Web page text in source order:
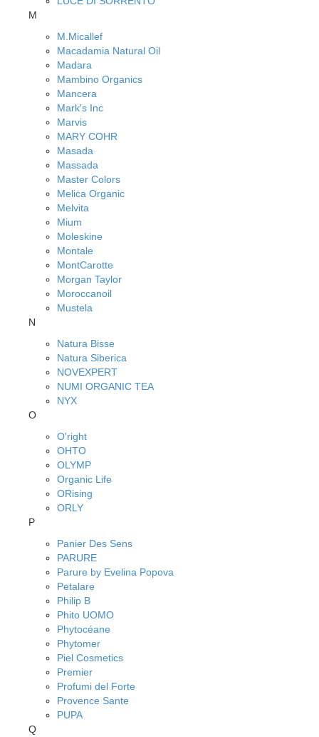
M
M.Micallef
Macadamia Natural Oil
Madara
Mambino Organics
Mancera
Mark's Inc
Marvis
MARY COHR
Masada
Massada
Master Colors
Melica Organic
Melvita
Mium
Moleskine
Montale
MontCarotte
Morgan Taylor
Moroccanoil
Mustela
N
Natura Bisse
Natura Siberica
NOVEXPERT
NUMI ORGANIC TEA
NYX
O
O'right
OHTO
OLYMP
Organic Life
ORising
ORLY
P
Panier Des Sens
PARURE
Parure by Evelina Popova
Petalare
Philip B
Phito UOMO
Phytocéane
Phytomer
Piel Cosmetics
Premier
Profumi del Forte
Provence Sante
PUPA
Q